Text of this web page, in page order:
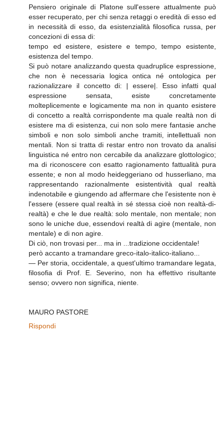
Pensiero originale di Platone sull'essere attualmente può
esser recuperato, per chi senza retaggi o eredità di esso ed
in necessità di esso, da esistenzialità filosofica russa, per
concezioni di essa di:
tempo ed esistere, esistere e tempo, tempo esistente,
esistenza del tempo.
Si può notare analizzando questa quadruplice espressione,
che non è necessaria logica ontica né ontologica per
razionalizzare il concetto di: | essere|. Esso infatti qual
espressione sensata, esiste concretamente
molteplicemente e logicamente ma non in quanto esistere
di concetto a realtà corrispondente ma quale realtà non di
esistere ma di esistenza, cui non solo mere fantasie anche
simboli e non solo simboli anche tramiti, intellettuali non
mentali. Non si tratta di restar entro non trovato da analisi
linguistica né entro non cercabile da analizzare glottologico;
ma di riconoscere con esatto ragionamento fattualità pura
essente; e non al modo heideggeriano od husserliano, ma
rappresentando razionalmente esistentività qual realtà
indenotabile e giungendo ad affermare che l'esistente non è
l'essere (essere qual realtà in sé stessa cioè non realtà-di-
realtà) e che le due realtà: solo mentale, non mentale; non
sono le uniche due, essendovi realtà di agire (mentale, non
mentale) e di non agire.
Di ciò, non trovasi per... ma in ...tradizione occidentale!
però accanto a tramandare greco-italo-italico-italiano...
— Per storia, occidentale, a quest'ultimo tramandare legata,
filosofia di Prof. E. Severino, non ha effettivo risultante
senso; ovvero non significa, niente.
MAURO PASTORE
Rispondi